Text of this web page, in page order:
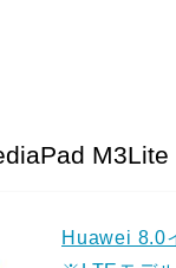
M3Lite
Huawei 8.0